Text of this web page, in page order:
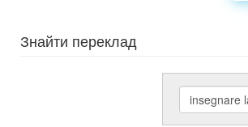
Знайти переклад